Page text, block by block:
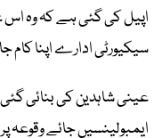
اپیل کی گئی ہے کہ وہ اس
سیکیورٹی ادارے اپنا
عینی شاہدین کی بنائی گئی
ایمبولینسیں جائے وقوعہ